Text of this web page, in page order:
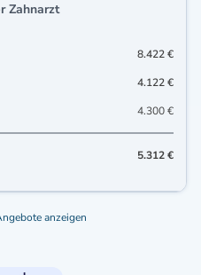
Zahnarzt
8.422 €
4.122 €
4.300 €
5.312 €
anzeigen